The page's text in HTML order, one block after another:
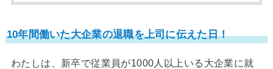
10年間働いた大企業の退職を上司に伝えた日！
わたしは、新卒で従業員が1000人以上いる大企業に就